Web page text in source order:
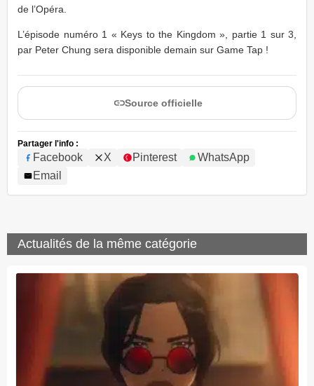
de l’Opéra.
L’épisode numéro 1 « Keys to the Kingdom », partie 1 sur 3,
par Peter Chung sera disponible demain sur Game Tap !
Source officielle
Partager l'info :
Facebook X Pinterest
WhatsApp
Email
Actualités de la même catégorie